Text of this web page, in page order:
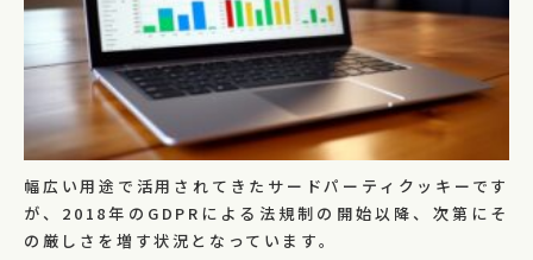
幅広い用途で活用されてきたサードパーティクッキーです
が、2018年のGDPRによる法規制の開始以降、次第にそ
の厳しさを増す状況となっています。